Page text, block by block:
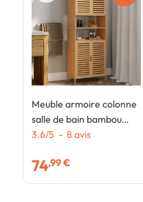
Meuble armoire colonne
salle de bain bambou
BEA 4 portes et 2 niches
3.6/5 - 8 avis
74,99 €